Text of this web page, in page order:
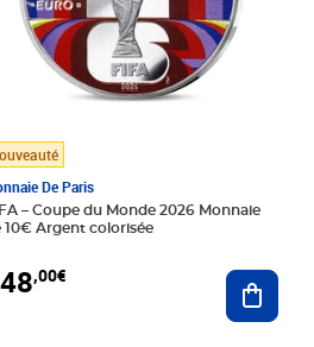
panier
De Paris
– Coupe du Monde 2026 Monnaie
10€ Argent colorisée
,00€